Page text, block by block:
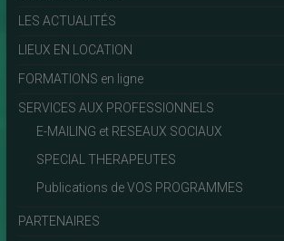
LES ACTUALITÉS
LIEUX EN LOCATION
FORMATIONS en ligne
SERVICES AUX PROFESSIONNELS
E-MAILING et RESEAUX SOCIAUX
SPECIAL THERAPEUTES
Publications de VOS PROGRAMMES
PARTENAIRES